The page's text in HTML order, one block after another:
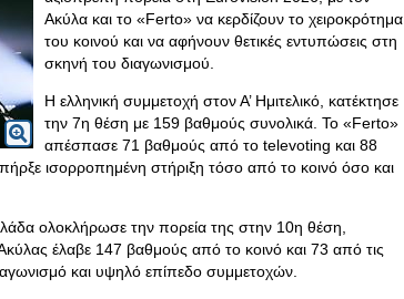
Ακύλα και το «Ferto» να κερδίζουν το χειροκρότημα
του κοινού και να αφήνουν θετικές εντυπώσεις στη
σκηνή του διαγωνισμού.
Η ελληνική συμμετοχή στον Α’ Ημιτελικό, κατέκτησε
την 7η θέση με 159 βαθμούς συνολικά. Το «Ferto»
απέσπασε 71 βαθμούς από το televoting και 88
ισορροπημένη στήριξη τόσο από το κοινό όσο και
ολοκλήρωσε την πορεία της στην 10η θέση,
έλαβε 147 βαθμούς από το κοινό και 73 από τις
και υψηλό επίπεδο συμμετοχών.